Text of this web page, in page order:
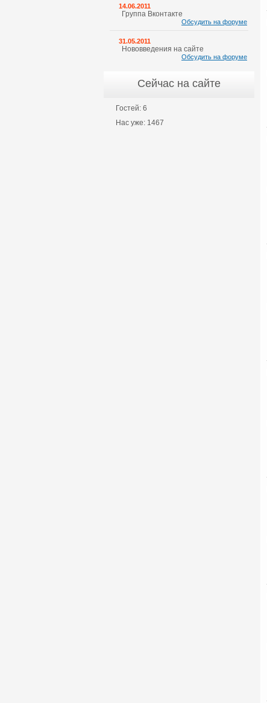
14.06.2011
Группа Вконтакте
Обсудить на форуме
31.05.2011
Нововведения на сайте
Обсудить на форуме
Сейчас на сайте
Гостей: 6
Нас уже: 1467